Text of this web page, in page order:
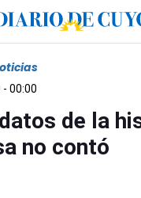
- 00:00
de la
no contó